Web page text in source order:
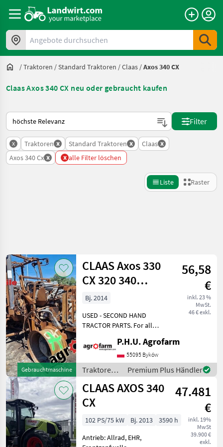
Angebote durchsuchen
/Traktoren /Standard Traktoren /Claas /Axos 340 CX
Claas Axos 340 CX neu oder gebraucht kaufen
So wird auf Landwirt.com sortiert
Filter
x Traktoren x Standard Traktoren x Claas x
Axos 340 Cx x x alle Filter löschen
Liste Raster
Kategorie 5 Land Filter
AKTUELLER
PFAD
Landtechnik
Traktoren
Standard
Traktoren
Axos
340
Cx
KATEGORIE
WÄHLEN
Zurücksetzen
2
Ergebnisse
anzeigen
Gebrauchtmaschine
CLAAS Axos 330
CX 320 340
parts,
pieces
56,58
€
inkl. 23 %
MwSt.
46 € exkl.
Bj. 2014
USED - SECOND HAND
TRACTOR PARTS. For all
message by e-mail either
whatsapp. TRAKTOR -
SCHLEPPER ERSATZTEILE.
Bei weiteren fragen
kontaktieren
P.H.U. Agrofarm
55095 Byków
Traktoren /
Claas
Premium Plus Händler
CLAAS AXOS 340
CX
47.481
€
inkl. 19%
MwSt
39.900 €
exkl.
102 PS/75 kW Bj. 2013
3590 h
Antrieb: Allrad, EHR,